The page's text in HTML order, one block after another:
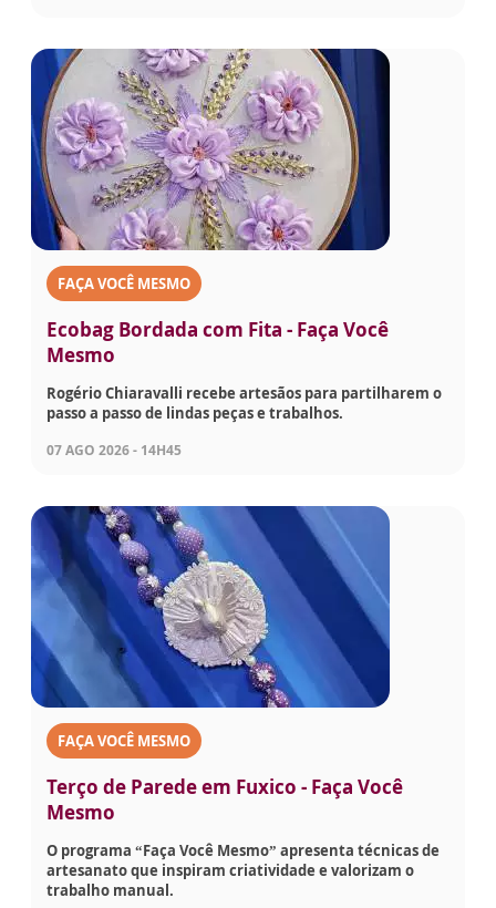
FAÇA VOCÊ MESMO
Ecobag Bordada com Fita - Faça Você
Mesmo
Rogério Chiaravalli recebe artesãos para partilharem o
passo a passo de lindas peças e trabalhos.
07 AGO 2026 - 14H45
FAÇA VOCÊ MESMO
Terço de Parede em Fuxico - Faça Você
Mesmo
O programa “Faça Você Mesmo” apresenta técnicas de
artesanato que inspiram criatividade e valorizam o
trabalho manual.